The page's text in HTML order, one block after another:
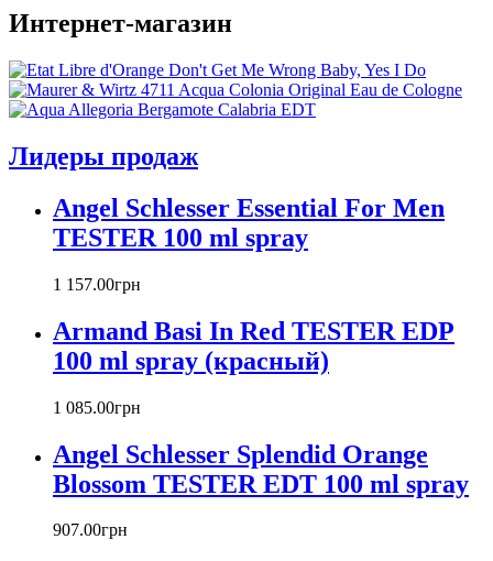
Annick Goutal
Antonio Banderas
Aramis
Armaf
Armand Basi
Azzaro
Baldinini
Banana Republic
Betty Barclay
Bill Blass
Biotherm
Blumarine
Bond № 9
Boucheron
Bourjois
Britney Spears
Bruno Banani
Интернет-магазин
Лидеры продаж
Angel Schlesser Essential For Men
TESTER 100 ml spray
1 157.00грн
Armand Basi In Red TESTER EDP
100 ml spray (красный)
1 085.00грн
Angel Schlesser Splendid Orange
Blossom TESTER EDT 100 ml spray
907.00грн